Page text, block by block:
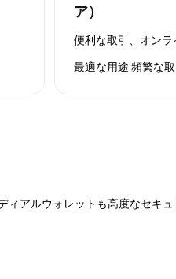
ア）
便利な取引、オンラ
最適な用途 頻繁な取
アルウォレットも高度なセキュ